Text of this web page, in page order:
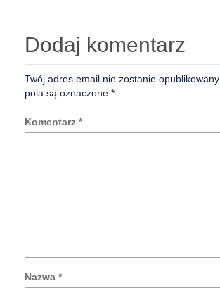
Dodaj komentarz
Twój adres email nie zostanie opublikowany.
pola są oznaczone *
Komentarz *
Nazwa *